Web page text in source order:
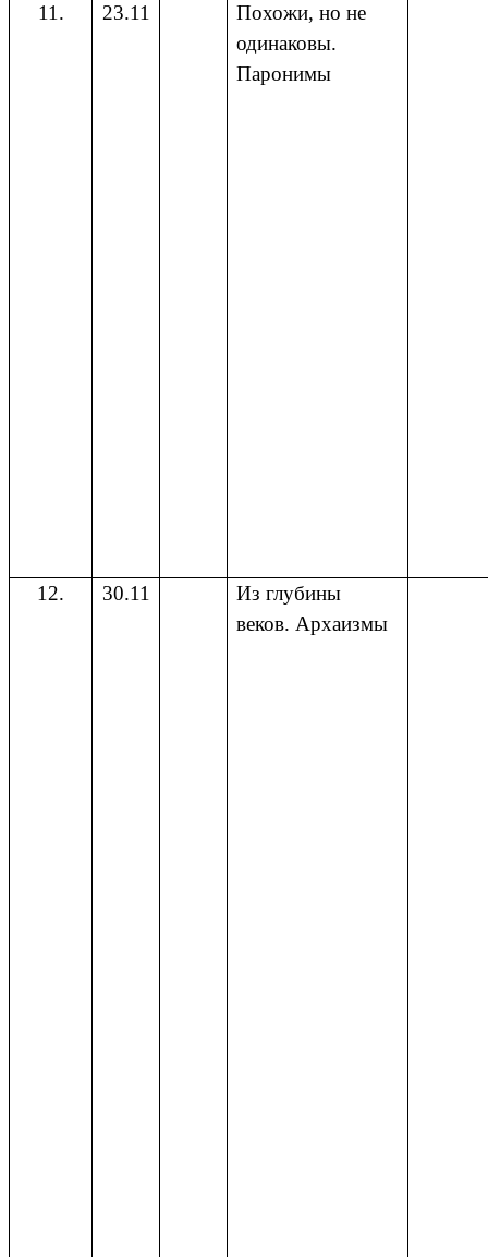
11. 23.11
Похожи, но не
одинаковы.
Паронимы
12. 30.11
Из глубины
веков. Архаизмы